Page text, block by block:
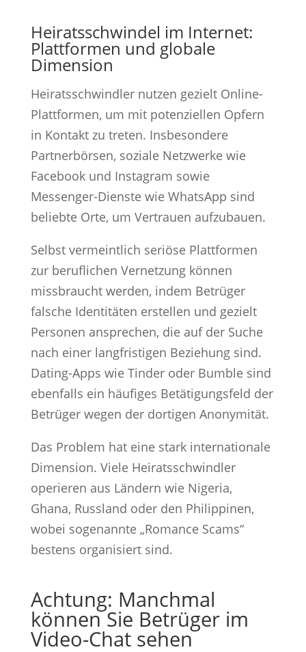
Heiratsschwindel im Internet:
Plattformen und globale
Dimension
Heiratsschwindler nutzen gezielt Online-
Plattformen, um mit potenziellen Opfern
in Kontakt zu treten. Insbesondere
Partnerbörsen, soziale Netzwerke wie
Facebook und Instagram sowie
Messenger-Dienste wie WhatsApp sind
beliebte Orte, um Vertrauen aufzubauen.
Selbst vermeintlich seriöse Plattformen
zur beruflichen Vernetzung können
missbraucht werden, indem Betrüger
falsche Identitäten erstellen und gezielt
Personen ansprechen, die auf der Suche
nach einer langfristigen Beziehung sind.
Dating-Apps wie Tinder oder Bumble sind
ebenfalls ein häufiges Betätigungsfeld der
Betrüger wegen der dortigen Anonymität.
Das Problem hat eine stark internationale
Dimension. Viele Heiratsschwindler
operieren aus Ländern wie Nigeria,
Ghana, Russland oder den Philippinen,
wobei sogenannte „Romance Scams“
bestens organisiert sind.
Achtung: Manchmal
können Sie Betrüger im
Video-Chat sehen